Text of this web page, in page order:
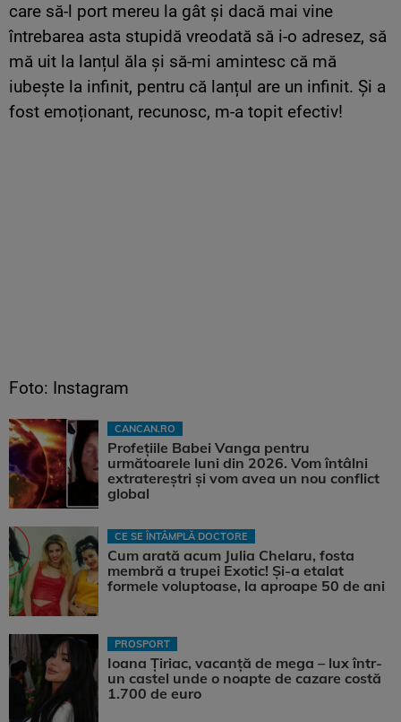
care să-l port mereu la gât și dacă mai vine
întrebarea asta stupidă vreodată să i-o adresez, să
mă uit la lanțul ăla și să-mi amintesc că mă
iubește la infinit, pentru că lanțul are un infinit. Și a
fost emoționant, recunosc, m-a topit efectiv!
Foto: Instagram
CANCAN.RO
Profețiile Babei Vanga pentru
următoarele luni din 2026. Vom întâlni
extratereștri și vom avea un nou conflict
global
CE SE ÎNTÂMPLĂ DOCTORE
Cum arată acum Julia Chelaru, fosta
membră a trupei Exotic! Și-a etalat
formele voluptoase, la aproape 50 de ani
PROSPORT
Ioana Țiriac, vacanță de mega – lux într-
un castel unde o noapte de cazare costă
1.700 de euro